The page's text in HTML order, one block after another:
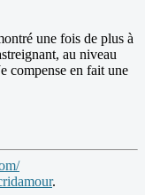
une fois de plus à
au niveau
compense en fait une
.